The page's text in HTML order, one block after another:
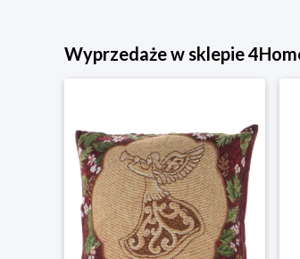
Wyprzedaże w sklepie